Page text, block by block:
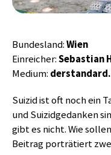
Bundesland:Wien
Einreicher:Sebastian
Medium:
Suizid ist oft noch ein
und Suizidgedanken
gibt es nicht. Wie
Beitrag porträtiert